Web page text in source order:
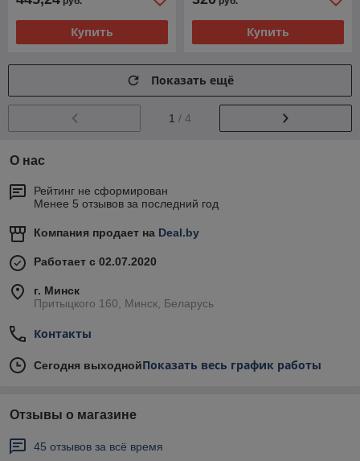
Купить Купить
Показать ещё
1 / 4
О нас
Рейтинг не сформирован
Менее 5 отзывов за последний год
Компания продает на Deal.by
Работает с 02.07.2020
г. Минск
Притыцкого 160, Минск, Беларусь
Контакты
Сегодня выходнойПоказать весь график работы
Отзывы о магазине
45 отзывов за всё время